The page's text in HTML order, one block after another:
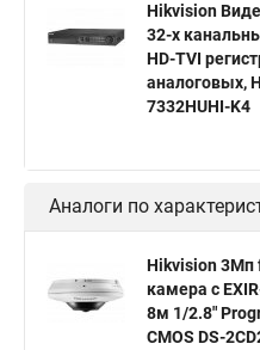
Hikvision ds
hikvision ds 2cd2042wd i
Видеокамера hikvision hiwatch
Камера Hikvision ds 2cd2442fwd
Уличная камера Hikvision
Hikvision поворотная камера
Hikvision
32-х
HD-TVI
аналоговых,
7332HUHI-K4
Аналоги по
Hikvision 3Мп
камера c
8м 1/2.8"
CMOS DS-